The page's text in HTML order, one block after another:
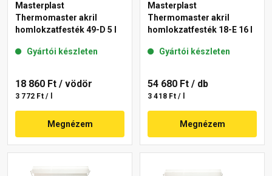
Masterplast
Thermomaster akril
homlokzatfesték 49-D 5 l
Gyártói készleten
18 860 Ft / vödör
3 772 Ft / l
Megnézem
Masterplast
Thermomaster akril
homlokzatfesték 18-E 16 l
Gyártói készleten
54 680 Ft / db
3 418 Ft / l
Megnézem